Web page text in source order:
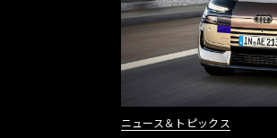
ニュース＆トピックス